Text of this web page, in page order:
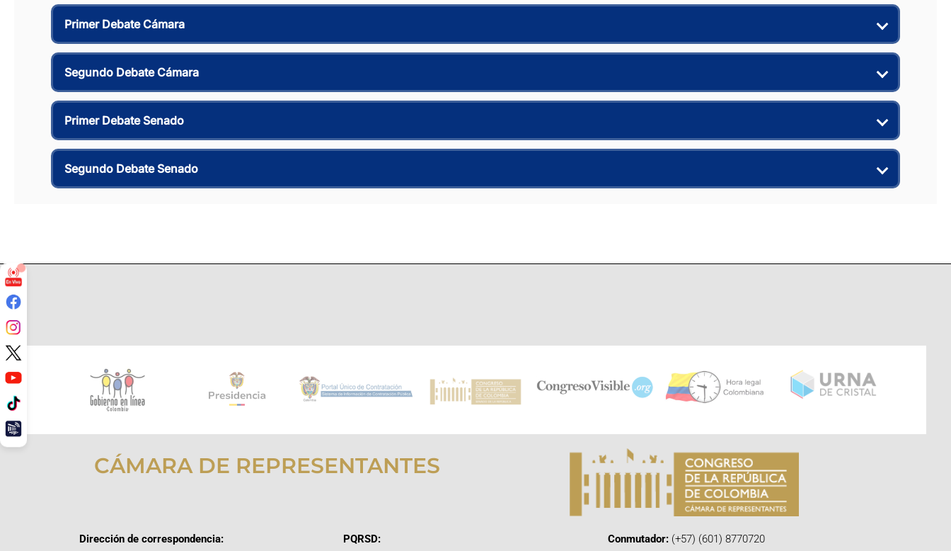
Primer Debate Cámara
Segundo Debate Cámara
Primer Debate Senado
Segundo Debate Senado
CÁMARA DE REPRESENTANTES
Dirección de correspondencia:
PQRSD:
Conmutador:(+57) (601) 8770720